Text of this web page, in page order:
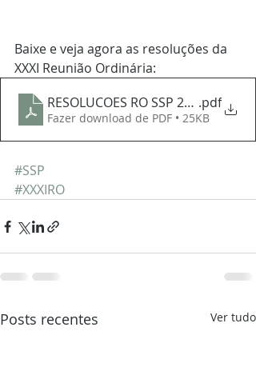
Baixe e veja agora as resoluções da
XXXI Reunião Ordinária:
RESOLUCOES RO SSP 2023.pdf
Fazer download de PDF • 25KB
#SSP
#XXXIRO
Posts recentes Ver tudo